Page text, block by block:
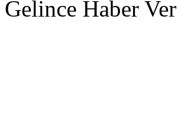
Gelince Haber Ver